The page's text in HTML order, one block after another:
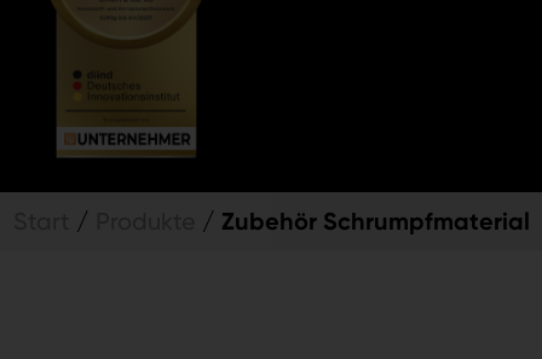
/ / Zubehör Schrumpfmaterial